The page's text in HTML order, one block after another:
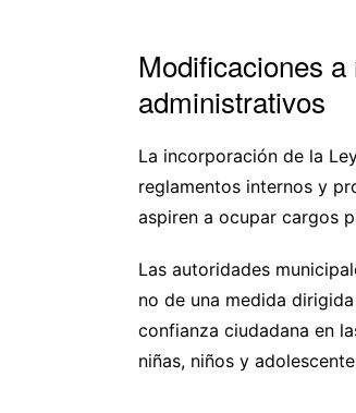
Modificaciones
administrativos
La incorporación de la
reglamentos internos y
aspiren a ocupar cargos
Las autoridades
no de una medida
confianza ciudadana en
niñas, niños y